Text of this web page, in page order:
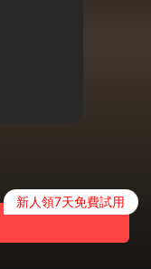
新人領7天免費試用